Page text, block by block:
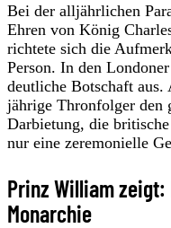
Bei der alljährlichen
Ehren von König
richtete sich die
Person. In den
deutliche Botschaft
jährige Thronfolger den
Darbietung, die
nur eine zeremonielle
Prinz William
Monarchie